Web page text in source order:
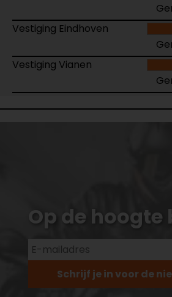
Vestiging Eindhoven
Vestiging Vianen
Op de hoogte
Schrijf je in voor de